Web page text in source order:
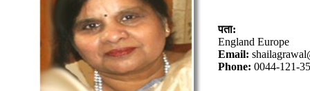
पता:
England Europe
Email:
Phone: 0044-121-